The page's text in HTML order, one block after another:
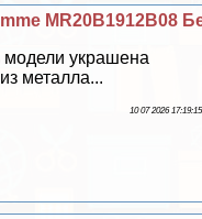
MR20B1912B08
модели украшена
металла...
10 07 2026 17:19:15